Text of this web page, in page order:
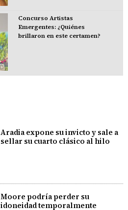
Concurso Artistas
Emergentes: ¿Quiénes
brillaron en este certamen?
Aradia expone su invicto y sale a
sellar su cuarto clásico al hilo
Moore podría perder su
idoneidad temporalmente